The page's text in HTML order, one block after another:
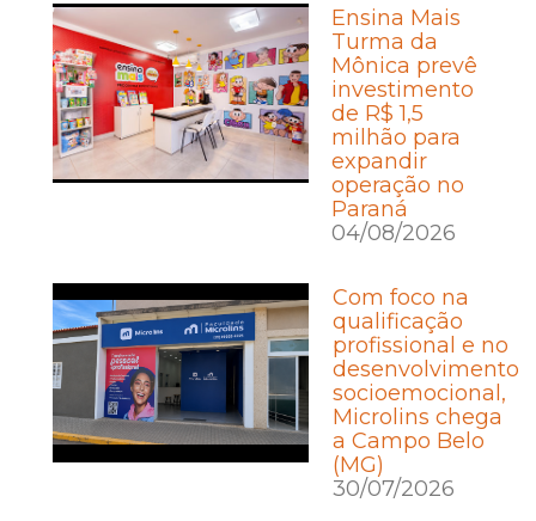
Ensina Mais
Turma da
Mônica prevê
investimento
de R$ 1,5
milhão para
expandir
operação no
Paraná
04/08/2026
Com foco na
qualificação
profissional e no
desenvolvimento
socioemocional,
Microlins chega
a Campo Belo
(MG)
30/07/2026